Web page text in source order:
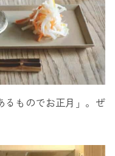
るものでお正月」。ぜ